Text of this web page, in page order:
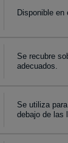
Disponible en
Se recubre
adecuados.
Se utiliza
debajo de las